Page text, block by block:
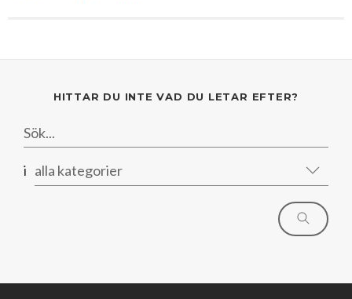
HITTAR DU INTE VAD DU LETAR EFTER?
i alla kategorier